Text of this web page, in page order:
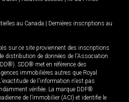
au Canada
Dernières inscriptions au
sur ce site proviennent des inscriptions
distribution de données de l'Association
SDD® met en référence des
immobilières autres que Royal
de l'information n'est pas
vérifiée. La marque DDF®
de l’immobilier (ACI) et identifie le